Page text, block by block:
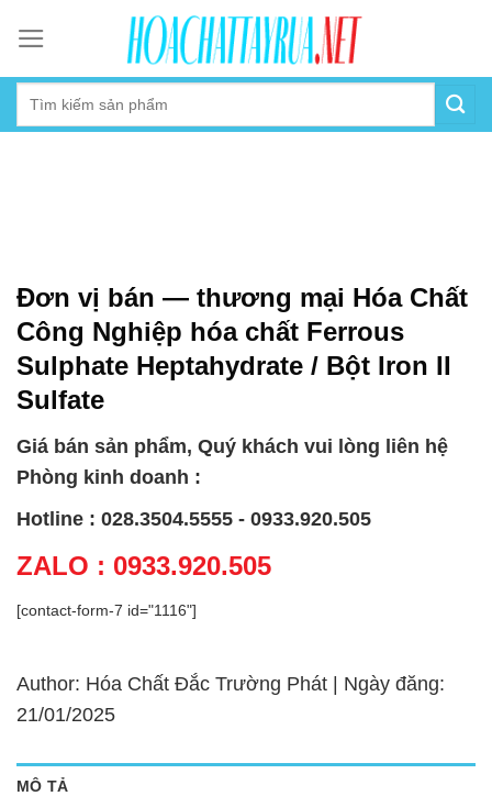
content
Đơn vị bán — thương mại Hóa Chất
Công Nghiệp hóa chất Ferrous
Sulphate Heptahydrate / Bột Iron II
Sulfate
Giá bán sản phẩm, Quý khách vui lòng liên hệ
Phòng kinh doanh :
Hotline : 028.3504.5555 - 0933.920.505
ZALO : 0933.920.505
[contact-form-7 id="1116"]
Author: Hóa Chất Đắc Trường Phát | Ngày đăng:
21/01/2025
MÔ TẢ